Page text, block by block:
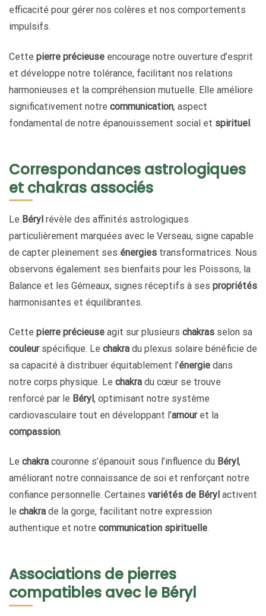
efficacité pour gérer nos colères et nos comportements
impulsifs.
Cette pierre précieuse encourage notre ouverture d’esprit
et développe notre tolérance, facilitant nos relations
harmonieuses et la compréhension mutuelle. Elle améliore
significativement notre communication, aspect
fondamental de notre épanouissement social et spirituel.
Correspondances astrologiques
et chakras associés
Le Béryl révèle des affinités astrologiques
particulièrement marquées avec le Verseau, signe capable
de capter pleinement ses énergies transformatrices. Nous
observons également ses bienfaits pour les Poissons, la
Balance et les Gémeaux, signes réceptifs à ses propriétés
harmonisantes et équilibrantes.
Cette pierre précieuse agit sur plusieurs chakras selon sa
couleurspécifique. Le chakra du plexus solaire bénéficie de
sa capacité à distribuer équitablement l’énergie dans
notre corps physique. Le chakra du cœur se trouve
renforcé par le Béryl, optimisant notre système
cardiovasculaire tout en développant l’amouret la
compassion.
Le chakra couronne s’épanouit sous l’influence du Béryl ,
améliorant notre connaissance de soi et renforçant notre
confiance personnelle. Certaines variétés de Béryl activent
le chakra de la gorge, facilitant notre expression
authentique et notre communication spirituelle.
Associations de pierres
compatibles avec le Béryl